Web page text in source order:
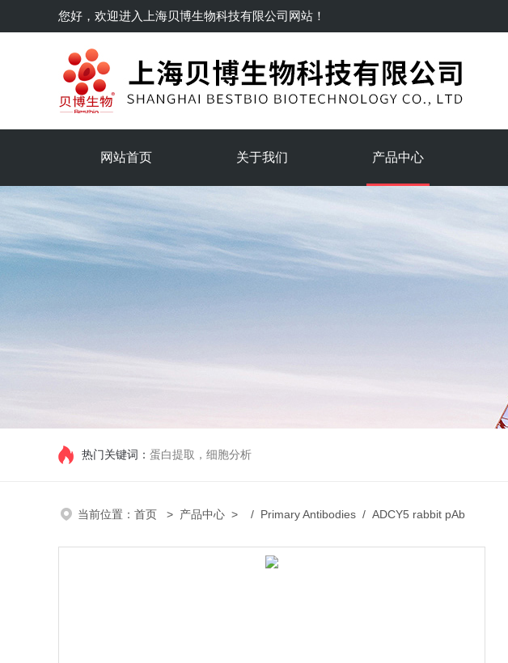
您好，欢迎进入 上海贝博生物科技有限公司网站！
网站首页 关于我们 产品中心
热门关键词： 蛋白提取，细胞分析
当前位置： 首页 > 产品中心 > / Primary Antibodies / ADCY5 rabbit pAb